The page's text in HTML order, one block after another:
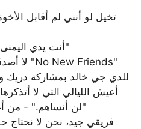
"أنت يدي اليمنى." - من "اليد اليمنى"
للدي جي خالد بمشاركة دريك
لن أنساهم." - من أغنية "أرني وقتًا ممتعًا"